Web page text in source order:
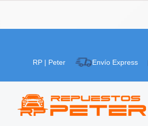
contenido
RP | Peter Envío Express